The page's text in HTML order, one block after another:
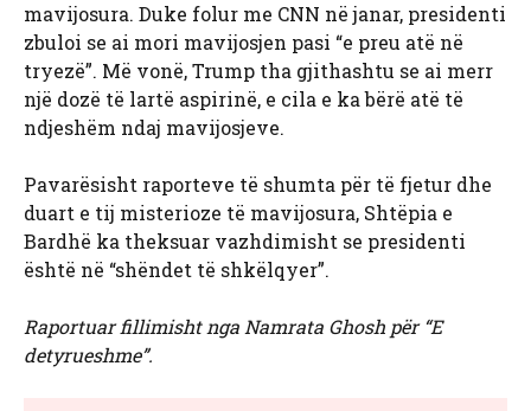
mavijosura. Duke folur me CNN në janar, presidenti
zbuloi se ai mori mavijosjen pasi “e preu atë në
tryezë”. Më vonë, Trump tha gjithashtu se ai merr
një dozë të lartë aspirinë, e cila e ka bërë atë të
ndjeshëm ndaj mavijosjeve.
Pavarësisht raporteve të shumta për të fjetur dhe
duart e tij misterioze të mavijosura, Shtëpia e
Bardhë ka theksuar vazhdimisht se presidenti
është në “shëndet të shkëlqyer”.
Raportuar fillimisht nga Namrata Ghosh për “E
detyrueshme”.